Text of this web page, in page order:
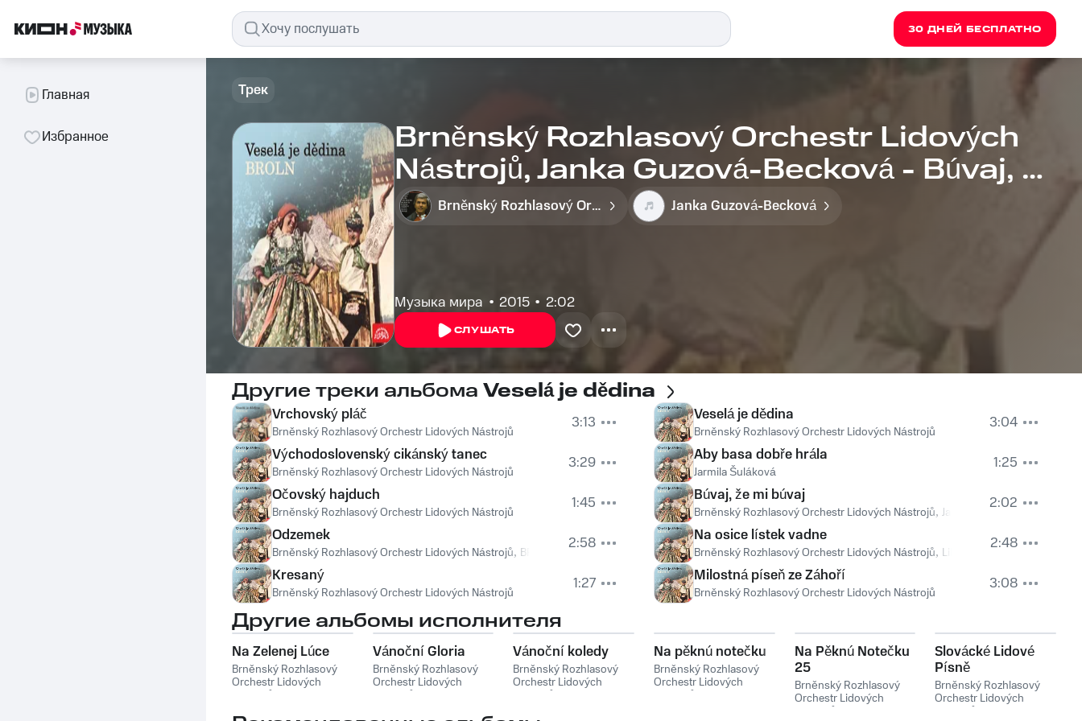
30 ДНЕЙ БЕСПЛАТНО
Главная
Избранное
Трек
Brněnský Rozhlasový Orchestr Lidových
Nástrojů, Janka Guzová-Becková - Búvaj, že
mi búvaj Brněnský Rozhlasový Orchestr Lidových Nástrojů Janka Guzová-Becková
Музыка мира 2015 2:02
СЛУШАТЬ
Другие треки альбома Veselá je dědina
Vrchovský pláč
Brněnský Rozhlasový Orchestr Lidových Nástrojů
3:13
Východoslovenský cikánský tanec
Brněnský Rozhlasový Orchestr Lidových Nástrojů
3:29
Očovský hajduch
Brněnský Rozhlasový Orchestr Lidových Nástrojů
1:45
Odzemek
Brněnský Rozhlasový Orchestr Lidových Nástrojů, BROLN Emanuel Kuksa,František Dobrovolný
2:58
Kresaný
Brněnský Rozhlasový Orchestr Lidových Nástrojů 1:27
Veselá je dědina
Brněnský Rozhlasový Orchestr Lidových Nástrojů
3:04
Aby basa dobře hrála
Jarmila Šuláková
1:25
Búvaj, že mi búvaj
Brněnský Rozhlasový Orchestr Lidových Nástrojů, Janka Guzová-Becková
2:02
Na osice lístek vadne
Brněnský Rozhlasový Orchestr Lidových Nástrojů, Libuše Hotárková
2:48
Milostná píseň ze Záhoří
Brněnský Rozhlasový Orchestr Lidových Nástrojů 3:08
Другие альбомы исполнителя
Na Zelenej Lúce
Brněnský Rozhlasový
Orchestr Lidových
Nástrojů
Vánoční Gloria
Brněnský Rozhlasový
Orchestr Lidových
Nástrojů
Vánoční koledy
Brněnský Rozhlasový
Orchestr Lidových
Nástrojů
Na pěknú notečku
Brněnský Rozhlasový
Orchestr Lidových
Nástrojů
Na Pěknú Notečku
25
Brněnský Rozhlasový
Orchestr Lidových
Nástrojů
Slovácké Lidové
Písně
Brněnský Rozhlasový
Orchestr Lidových
Nástrojů